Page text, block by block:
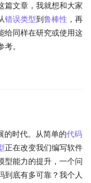
篇文章，我就想和大家
错误类型到鲁棒性 ，再
给同样在研究或使用这
。
的时代。从简单的代码
正在改变我们编写软件
型能力的提升，一个问
到底有多可靠？我个人